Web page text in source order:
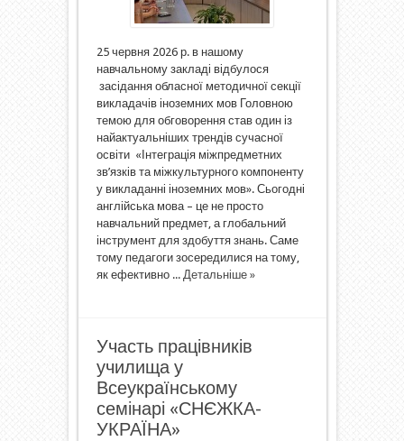
25 червня 2026 р. в нашому
навчальному закладі відбулося
засідання обласної методичної секції
викладачів іноземних мов Головною
темою для обговорення став один із
найактуальніших трендів сучасної
освіти «Інтеграція міжпредметних
зв’язків та міжкультурного компоненту
у викладанні іноземних мов». Сьогодні
англійська мова – це не просто
навчальний предмет, а глобальний
інструмент для здобуття знань. Саме
тому педагоги зосередилися на тому,
як ефективно ... Детальніше »
Участь працівників
училища у
Всеукраїнському
семінарі «СНЄЖКА-
УКРАЇНА»